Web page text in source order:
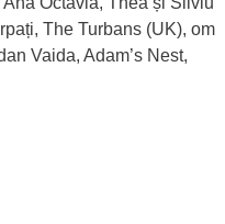
The Turbans (UK), om
Vaida, Adam’s Nest,